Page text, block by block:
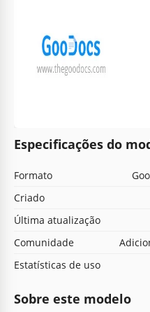
Especificações do
Formato
Criado
Última atualização
Comunidade
Estatísticas de uso
Sobre este modelo